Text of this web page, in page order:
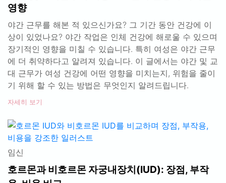
영향
야간 근무를 해본 적 있으신가요? 그 기간 동안 건강에 이
상이 있었나요? 야간 작업은 인체 건강에 해로울 수 있으며
장기적인 영향을 미칠 수 있습니다. 특히 여성은 야간 근무
에 더 취약하다고 알려져 있습니다. 이 글에서는 야간 및 교
대 근무가 여성 건강에 어떤 영향을 미치는지, 위험을 줄이
기 위해 할 수 있는 방법은 무엇인지 알려드립니다.
자세히 보기
임신
호르몬과 비호르몬 자궁내장치(IUD): 장점, 부작